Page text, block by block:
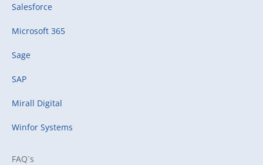
Salesforce
Microsoft 365
Sage
SAP
Mirall Digital
Winfor Systems
FAQ´s